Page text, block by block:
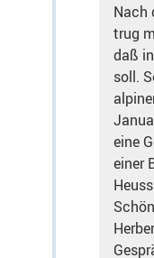
Nach
trug
daß
soll.
eine
einer